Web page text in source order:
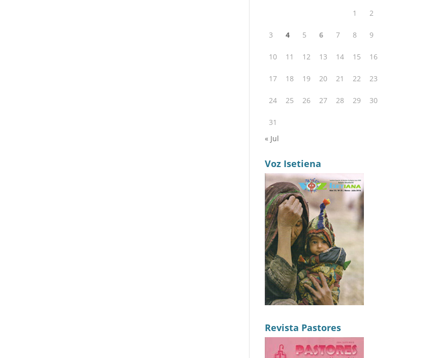
1 2
3 4 5 6 7 8 9
10 11 12 13 14 15 16
17 18 19 20 21 22 23
24 25 26 27 28 29 30
31
« Jul
Voz Isetiena
Revista Pastores